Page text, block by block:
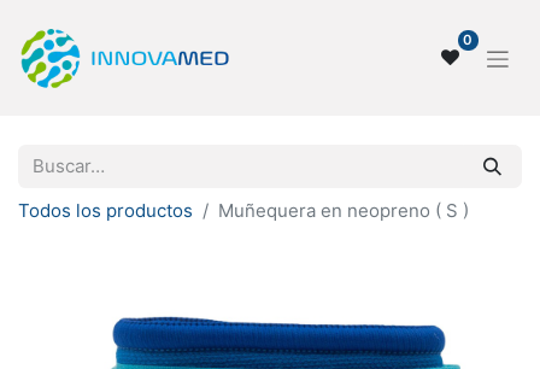
0
Todos los productos Muñequera en neopreno ( S )